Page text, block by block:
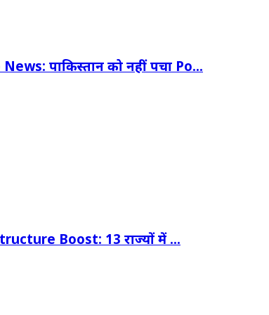
पाकिस्तान को नहीं पचा Po...
Boost: 13 राज्यों में ...